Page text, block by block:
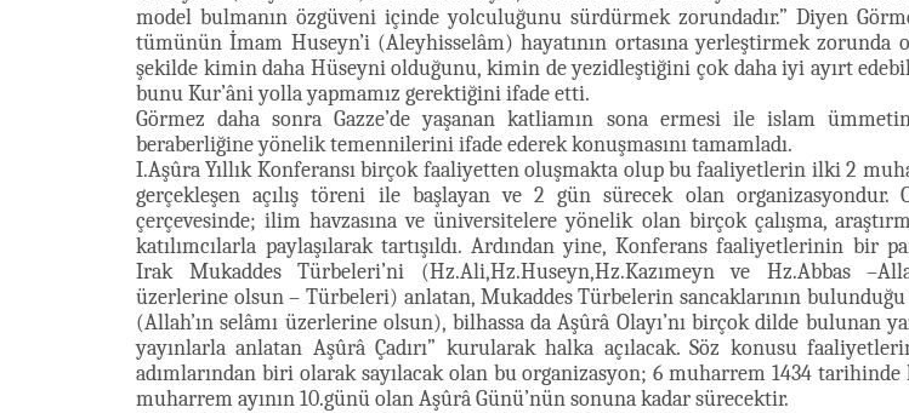
model bulmanın özgüveni içinde yolculuğunu sürdürmek zorundadır.” Diyen
tümünün İmam Huseyn’i (Aleyhisselâm) hayatının ortasına yerleştirmek zorunda
şekilde kimin daha Hüseyni olduğunu, kimin de yezidleştiğini çok daha iyi ayırt
bunu Kur’âni yolla yapmamız gerektiğini ifade etti.
Görmez daha sonra Gazze’de yaşanan katliamın sona ermesi ile islam
beraberliğine yönelik temennilerini ifade ederek konuşmasını tamamladı.
I.Aşûra Yıllık Konferansı birçok faaliyetten oluşmakta olup bu faaliyetlerin ilki 2
gerçekleşen açılış töreni ile başlayan ve 2 gün sürecek olan organizasyondur.
çerçevesinde; ilim havzasına ve üniversitelere yönelik olan birçok çalışma,
katılımcılarla paylaşılarak tartışıldı. Ardından yine, Konferans faaliyetlerinin bir
Irak Mukaddes Türbeleri’ni (Hz.Ali,Hz.Huseyn,Hz.Kazımeyn ve Hz.Abbas
üzerlerine olsun – Türbeleri) anlatan, Mukaddes Türbelerin sancaklarının bulunduğu
(Allah’ın selâmı üzerlerine olsun), bilhassa da Aşûrâ Olayı’nı birçok dilde bulunan
yayınlarla anlatan Aşûrâ Çadırı” kurularak halka açılacak. Söz konusu
adımlarından biri olarak sayılacak olan bu organizasyon; 6 muharrem 1434
muharrem ayının 10.günü olan Aşûrâ Günü’nün sonuna kadar sürecektir.